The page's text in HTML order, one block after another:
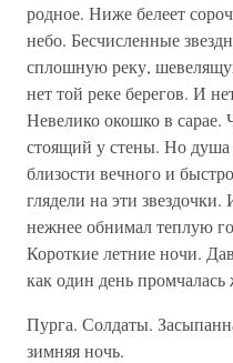
родное. Ниже белеет
небо. Бесчисленные
сплошную реку,
нет той реке берегов. И
Невелико окошко в сарае.
стоящий у стены. Но душа
близости вечного и
глядели на эти
нежнее обнимал теплую
Короткие летние ночи.
как один день промчалась
Пурга. Солдаты.
зимняя ночь.